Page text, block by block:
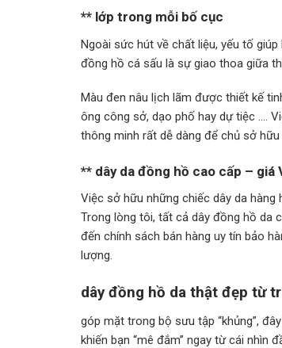
** lớp trong mỗi bố cục
Ngoài sức hút về chất liệu, yếu tố
đồng hồ cá sấu là sự giao thoa giữa
Màu đen nâu lịch lãm được thiết kế
ông công sở, dạo phố hay dự tiệc ….
thông minh rất dễ dàng để chủ sở hữu
** dây da đồng hồ cao cấp – giá
Việc sở hữu những chiếc dây da
Trong lòng tôi, tất cả dây đồng hồ da
đến chính sách bán hàng uy tín bảo
lượng.
dây đồng hồ da thật đẹp từ
góp mặt trong bộ sưu tập “khủng”,
khiến bạn “mê đắm” ngay từ cái nhìn